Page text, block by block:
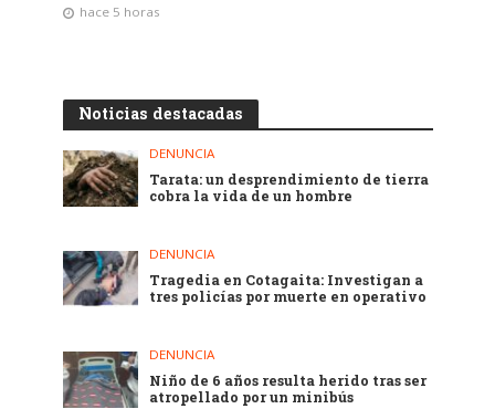
hace 5 horas
Noticias destacadas
DENUNCIA
Tarata: un desprendimiento de tierra
cobra la vida de un hombre
DENUNCIA
Tragedia en Cotagaita: Investigan a
tres policías por muerte en operativo
DENUNCIA
Niño de 6 años resulta herido tras ser
atropellado por un minibús